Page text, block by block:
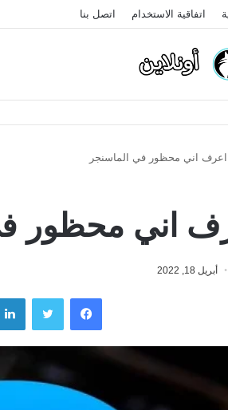
اتفاقية الاستخدام اتصل بنا
اني محظور في الماسنجر
اني محظور
أبريل 18, 2022
فيسبوك تويتر